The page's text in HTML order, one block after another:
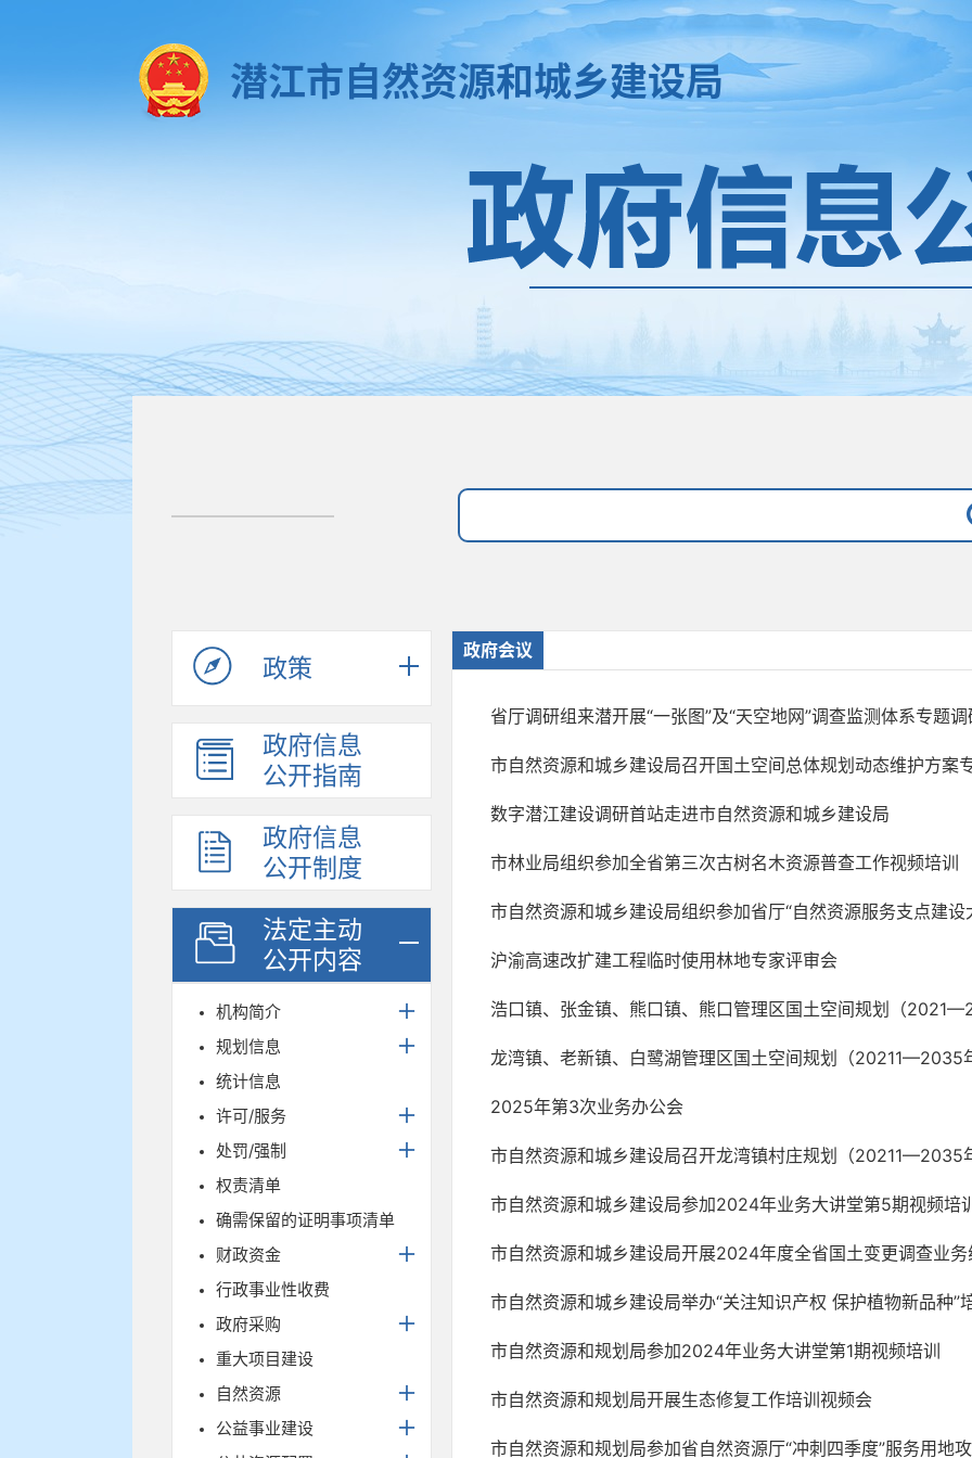
潜江市自然资源和城乡建设局
政策
政府信息
公开指南
政府信息
公开制度
法定主动
公开内容
机构简介
规划信息
统计信息
许可/服务
处罚/强制
权责清单
确需保留的证明事项清单
财政资金
行政事业性收费
政府采购
重大项目建设
自然资源
公益事业建设
政府会议
省厅调研组来潜开展“一张图”及“天空地网”调查监测体系专题调
市自然资源和城乡建设局召开国土空间总体规划动态维护方案
数字潜江建设调研首站走进市自然资源和城乡建设局
市林业局组织参加全省第三次古树名木资源普查工作视频培训
市自然资源和城乡建设局组织参加省厅“自然资源服务支点建设
沪渝高速改扩建工程临时使用林地专家评审会
浩口镇、张金镇、熊口镇、熊口管理区国土空间规划（
龙湾镇、老新镇、白鹭湖管理区国土空间规划（20211—2035
2025年第3次业务办公会
市自然资源和城乡建设局召开龙湾镇村庄规划（20211—2035
市自然资源和城乡建设局参加2024年业务大讲堂第5期视频培
市自然资源和城乡建设局开展2024年度全省国土变更调查业
市自然资源和城乡建设局举办“关注知识产权 保护植物新品种”
市自然资源和规划局参加2024年业务大讲堂第1期视频培训
市自然资源和规划局开展生态修复工作培训视频会
市自然资源和规划局参加省自然资源厅“冲刺四季度”服务用地